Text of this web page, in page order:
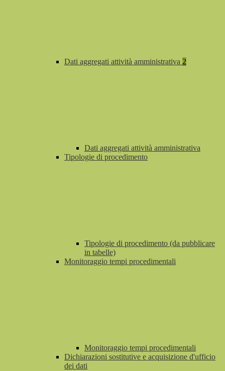
Dati aggregati attività amministrativa 2
Dati aggregati attività amministrativa
Tipologie di procedimento
Tipologie di procedimento (da pubblicare
in tabelle)
Monitoraggio tempi procedimentali
Monitoraggio tempi procedimentali
Dichiarazioni sostitutive e acquisizione d'ufficio
dei dati